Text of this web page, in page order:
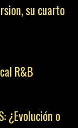
su cuarto
R&B
¿Evolución o